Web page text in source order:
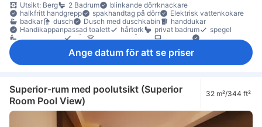
Utsikt: Berg
2 Badrum
blinkande dörrknackare
halkfritt handgrepp
spakhandtag på dörr
Elektrisk vattenkokare
badkar
dusch Dusch med duschkabin
handdukar
Handikappanpassad toalett
hårtork privat badrum
spegel
toalettartiklar
våg internet - trådlöst platt-TV
Poolfaciliteter
luftkonditionering mörkläggningsgardiner
Fönster som kan öppnas
sittmöbler skrivbord
Uppfällbar säng
garderob
möjlighet att stryka kläder
tvättmaskin
tillgängligt via hiss
Ange datum för att se priser
Superior-rum med poolutsikt (Superior
Room Pool View)
32 m²/344 ft²